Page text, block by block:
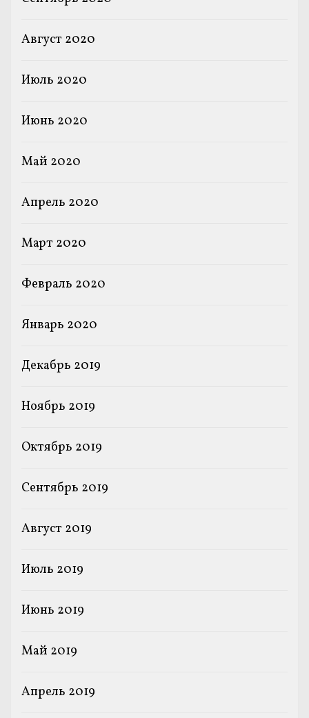
Август 2020
Июль 2020
Июнь 2020
Май 2020
Апрель 2020
Март 2020
Февраль 2020
Январь 2020
Декабрь 2019
Ноябрь 2019
Октябрь 2019
Сентябрь 2019
Август 2019
Июль 2019
Июнь 2019
Май 2019
Апрель 2019